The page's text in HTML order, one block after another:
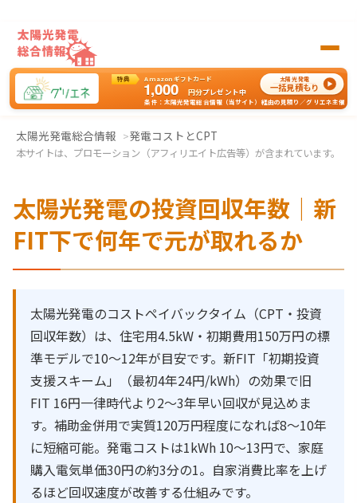
特典 Amazonギフトカード
1,000 円分プレゼント中
条件：太陽光発電総合情報（当サイト）経由の見積り／グリエネ主催
太陽光発電
一括見積もり
太陽光発電総合情報 発電コストとCPT
本サイトは、プロモーション（アフィリエイト広告等）が含まれています。
太陽光発電の投資回収年数｜新
FIT下で何年で元が取れるか
太陽光発電のコストペイバックタイム（CPT・投資
回収年数）は、住宅用4.5kW・初期費用150万円の標
準モデルで10〜12年が目安です。新FIT「初期投資
支援スキーム」（最初4年24円/kWh）の効果で旧
FIT 16円一律時代より2〜3年早い回収が見込めま
す。補助金併用で実質120万円程度になれば8〜10年
に短縮可能。発電コストは1kWh 10〜13円で、家庭
購入電気単価30円の約3分の1。自家消費比率を上げ
るほど回収速度が改善する仕組みです。